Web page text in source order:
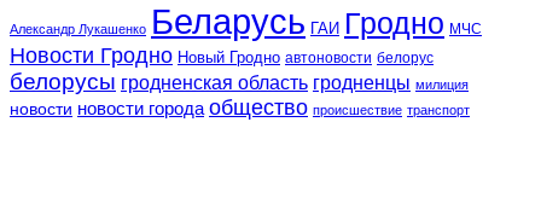
Александр Лукашенко Беларусь ГАИ Гродно МЧС
Новости Гродно Новый Гродно автоновости белорус
белорусы гродненская область гродненцы милиция
новости новости города общество происшествие транспорт